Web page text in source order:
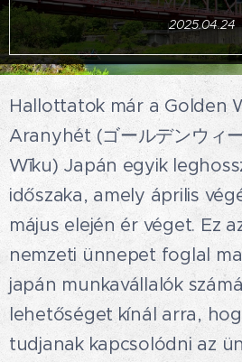
2025.04.24
Hallottatok már a Golden
Aranyhét (ゴールデンウィ
Wīku) Japán egyik
időszaka, amely április
május elején ér véget. Ez
nemzeti ünnepet foglal
japán munkavállalók
lehetőséget kínál arra,
tudjanak kapcsolódni az